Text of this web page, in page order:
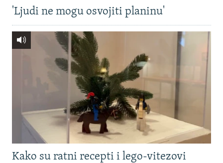
'Ljudi ne mogu osvojiti planinu'
Kako su ratni recepti i lego-vitezovi